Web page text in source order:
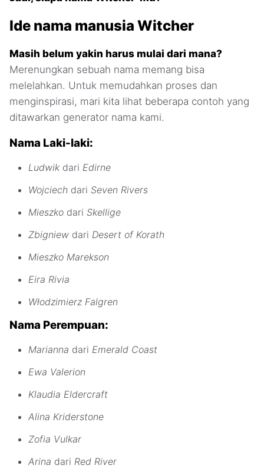
Ide nama manusia Witcher
Masih belum yakin harus mulai dari mana?
Merenungkan sebuah nama memang bisa
melelahkan. Untuk memudahkan proses dan
menginspirasi, mari kita lihat beberapa contoh yang
ditawarkan generator nama kami.
Nama Laki-laki:
Ludwik dari Edirne
Wojciech dari Seven Rivers
Mieszko dari Skellige
Zbigniew dari Desert of Korath
Mieszko Marekson
Eira Rivia
Włodzimierz Falgren
Nama Perempuan:
Marianna dari Emerald Coast
Ewa Valerion
Klaudia Eldercraft
Alina Kriderstone
Zofia Vulkar
Arina dari Red River